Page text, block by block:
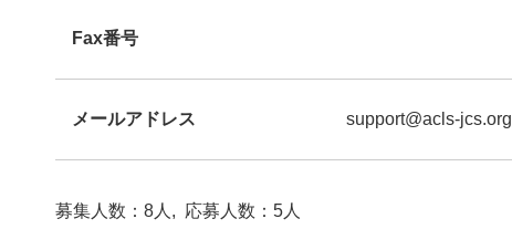
Fax番号
メールアドレス support@acls-jcs.org
募集人数：8人, 応募人数：5人